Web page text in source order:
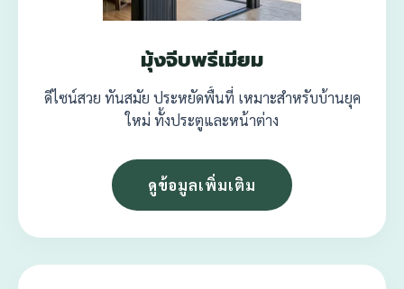
มุ้งจีบพรีเมียม
ดีไซน์สวย ทันสมัย ประหยัดพื้นที่ เหมาะสำหรับบ้านยุค
ใหม่ ทั้งประตูและหน้าต่าง
ดูข้อมูลเพิ่มเติม